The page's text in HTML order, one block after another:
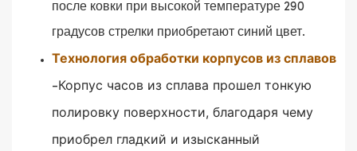
после ковки при высокой температуре 290
градусов стрелки приобретают синий цвет.
Технология обработки корпусов из сплавов
-Корпус часов из сплава прошел тонкую
полировку поверхности, благодаря чему
приобрел гладкий и изысканный